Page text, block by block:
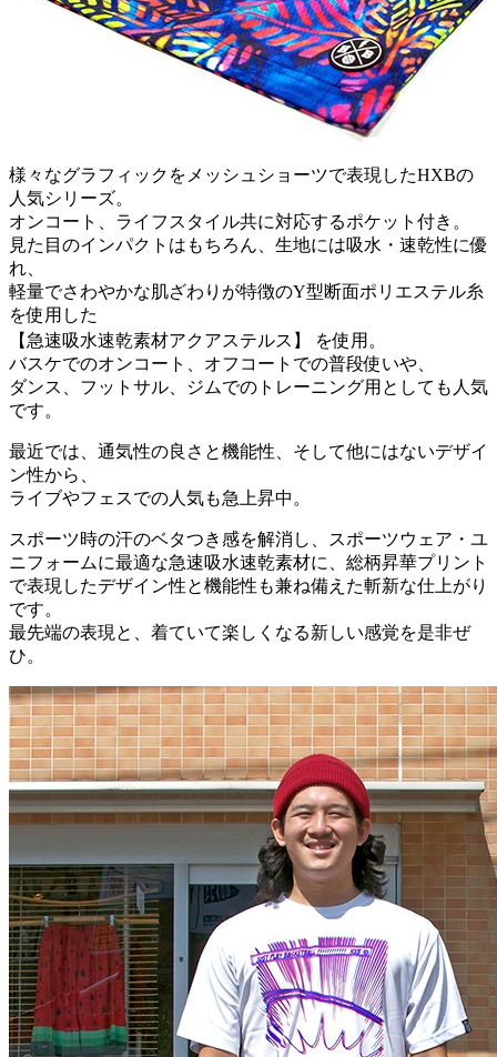
様々なグラフィックをメッシュショーツで表現したHXBの
人気シリーズ。
オンコート、ライフスタイル共に対応するポケット付き。
見た目のインパクトはもちろん、生地には吸水・速乾性に優
れ、
軽量でさわやかな肌ざわりが特徴のY型断面ポリエステル糸
を使用した
【急速吸水速乾素材アクアステルス】 を使用。
バスケでのオンコート、オフコートでの普段使いや、
ダンス、フットサル、ジムでのトレーニング用としても人気
です。
最近では、通気性の良さと機能性、そして他にはないデザイ
ン性から、
ライブやフェスでの人気も急上昇中。
スポーツ時の汗のベタつき感を解消し、スポーツウェア・ユ
ニフォームに最適な急速吸水速乾素材に、総柄昇華プリント
で表現したデザイン性と機能性も兼ね備えた斬新な仕上がり
です。
最先端の表現と、着ていて楽しくなる新しい感覚を是非ぜ
ひ。